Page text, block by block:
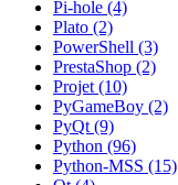
Pi-hole (4)
Plato (2)
PowerShell (3)
PrestaShop (2)
Projet (10)
PyGameBoy (2)
PyQt (9)
Python (96)
Python-MSS (15)